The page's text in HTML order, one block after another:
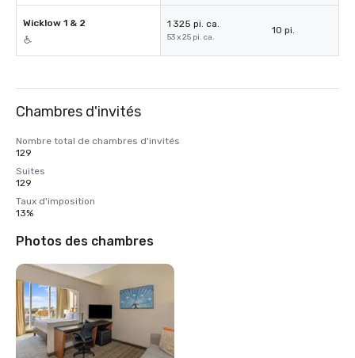
Wicklow 1 & 2 1 325 pi. ca.
53 x 25 pi. ca.
10 pi.
Chambres d'invités
Nombre total de chambres d'invités
129
Suites
129
Taux d'imposition
13%
Photos des chambres